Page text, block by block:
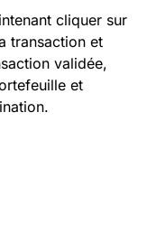
cliquer sur
transaction et
validée,
et